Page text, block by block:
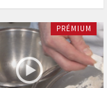
PRÉMIUM